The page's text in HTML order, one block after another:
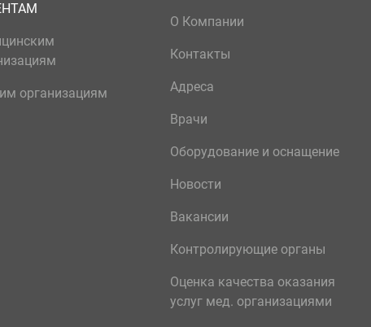
организациям
О Компании
Контакты
Адреса
Врачи
Оборудование и оснащение
Новости
Вакансии
Контролирующие органы
Оценка качества оказания
услуг мед. организациями